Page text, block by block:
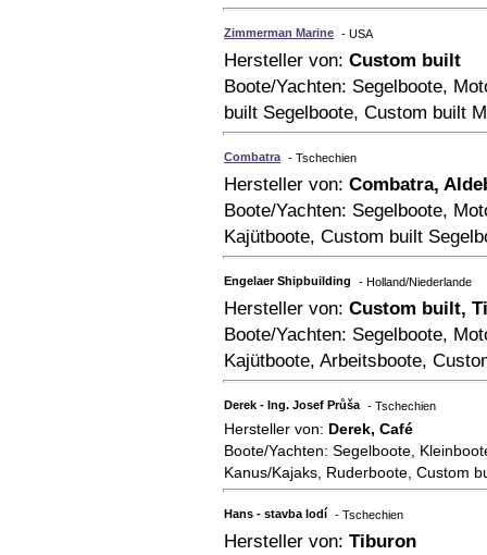
Zimmerman Marine - USA
Hersteller von: Custom built
Boote/Yachten: Segelboote,
built Segelboote, Custom built
Combatra - Tschechien
Hersteller von: Combatra,
Boote/Yachten: Segelboote,
Kajütboote, Custom built
Engelaer Shipbuilding - Holland/Niederlande
Hersteller von: Custom built,
Boote/Yachten: Segelboote,
Kajütboote, Arbeitsboote,
Derek - Ing. Josef Průša - Tschechien
Hersteller von: Derek, Café
Boote/Yachten: Segelboote,
Kanus/Kajaks, Ruderboote, Custom
Hans - stavba lodí - Tschechien
Hersteller von: Tiburon